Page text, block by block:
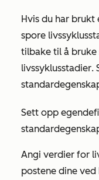
Hvis du har brukt
spore
tilbake til å
livssyklusstadier.
Sett opp
Angi verdier for
postene dine